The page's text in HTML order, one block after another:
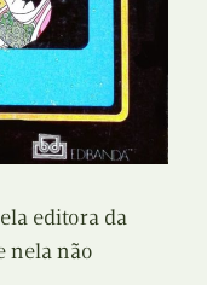
editora da
nela não